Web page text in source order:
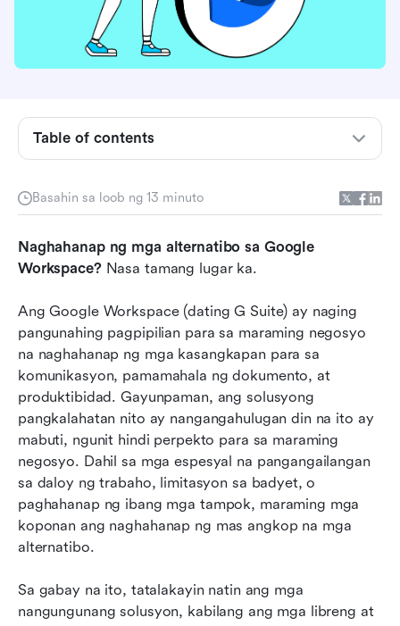
Basahin sa loob ng 13 minuto
Naghahanap ng mga alternatibo sa Google
Workspace? Nasa tamang lugar ka.
Ang Google Workspace (dating G Suite) ay naging
pangunahing pagpipilian para sa maraming negosyo
na naghahanap ng mga kasangkapan para sa
komunikasyon, pamamahala ng dokumento, at
produktibidad. Gayunpaman, ang solusyong
pangkalahatan nito ay nangangahulugan din na ito ay
mabuti, ngunit hindi perpekto para sa maraming
negosyo. Dahil sa mga espesyal na pangangailangan
sa daloy ng trabaho, limitasyon sa badyet, o
paghahanap ng ibang mga tampok, maraming mga
koponan ang naghahanap ng mas angkop na mga
alternatibo.
Sa gabay na ito, tatalakayin natin ang mga
nangungunang solusyon, kabilang ang mga libreng at
Table of contents
alternatibo sa Google Workspace
Google Workspace
sulyap
Google Workspace para sa 2026
Paano pumili ng tamang alternatibo sa Google
Workspace
Huling mga saloobin
Mga Madalas Itanong tungkol sa mga
Alternatibo sa Google Workspace
May kaugnayang pagbasa